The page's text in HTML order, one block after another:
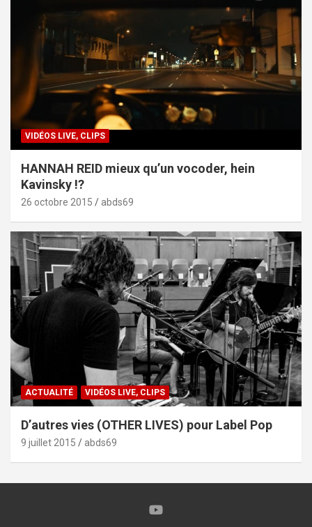
VIDÉOS LIVE, CLIPS
HANNAH REID mieux qu’un vocoder, hein
Kavinsky !?
26 octobre 2015 abds69
ACTUALITÉ VIDÉOS LIVE, CLIPS
D’autres vies (OTHER LIVES) pour Label Pop
9 juillet 2015 abds69